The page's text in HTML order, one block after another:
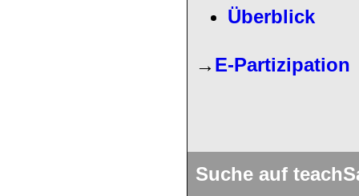
Überblick
→ E-Partizipation
Suche auf